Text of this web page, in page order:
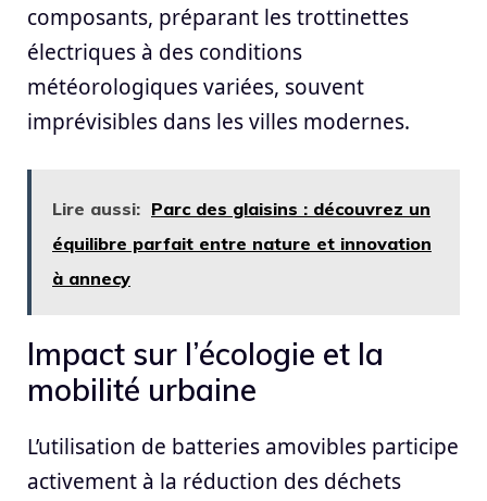
composants, préparant les trottinettes
électriques à des conditions
météorologiques variées, souvent
imprévisibles dans les villes modernes.
Lire aussi: Parc des glaisins : découvrez un
équilibre parfait entre nature et innovation
à annecy
Impact sur l’écologie et la
mobilité urbaine
L’utilisation de batteries amovibles participe
activement à la réduction des déchets